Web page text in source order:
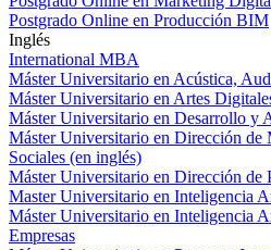
Postgrado Online en Producción BIM
Inglés
International MBA
Máster Universitario en Acústica,
Máster Universitario en Artes
Máster Universitario en Desarrollo y
Máster Universitario en Dirección de
Sociales (en inglés)
Máster Universitario en Dirección de
Master Universitario en Inteligencia
Máster Universitario en Inteligencia
Empresas